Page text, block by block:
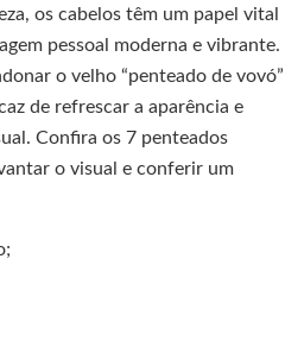
os cabelos têm um papel vital
pessoal moderna e vibrante.
o velho “penteado de vovó”
de refrescar a aparência e
Confira os 7 penteados
o visual e conferir um